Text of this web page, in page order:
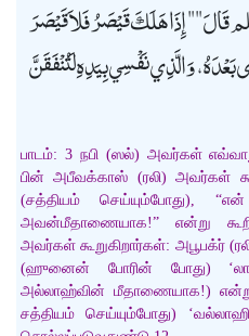
قَالَ "" إِذَا هَلَكَ قَيْصَرُ فَلاَ قَيْصَرَ
وَالَّذِي نَفْسِي بِيَدِهِ لَتُنْفَقَنَّ
பாடம்: 3 நபி (ஸல்) அவர்கள்
பின் அபீவக்காஸ் (ரலி) அவர்கள்
(சத்தியம் செய்யும்போது),
அவன்மீதாணையாக!” என்று
அவர்கள் கூறுகிறார்கள்: அபூபக்ர்
(ஹுனைன் போரின் போது)
அல்லாஹ்வின் மீதாணையாக!)
சத்தியம் செய்யும்போது)